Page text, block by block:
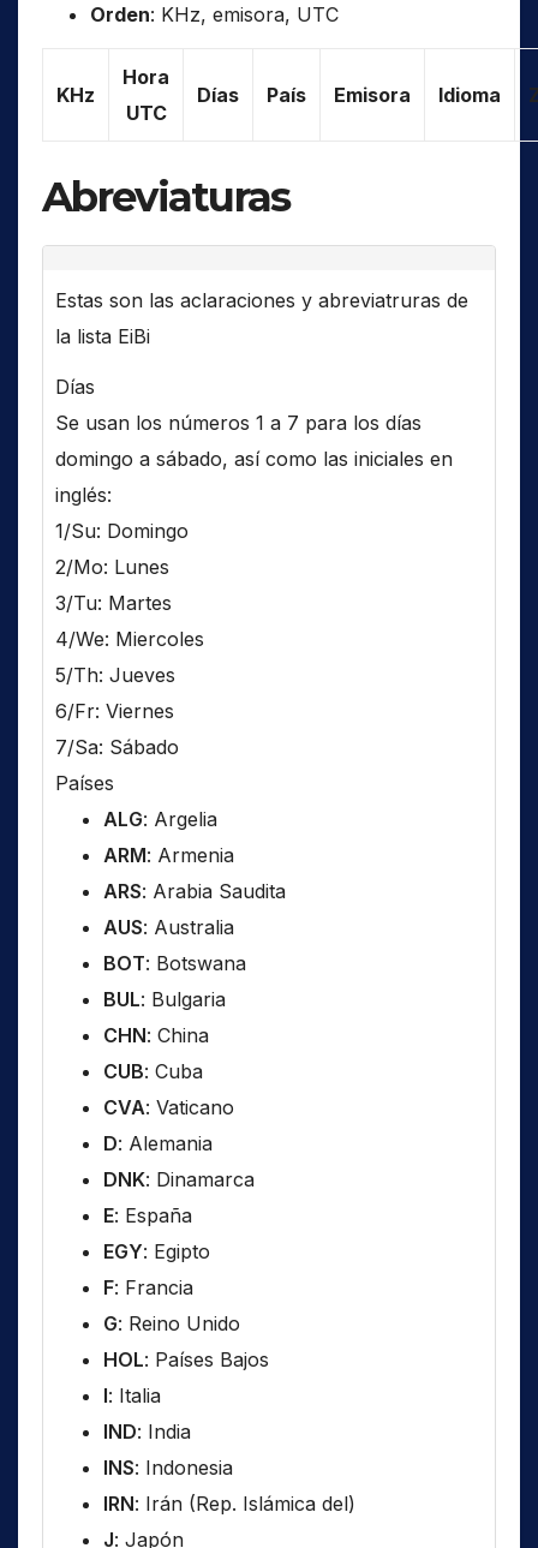
Orden: KHz, emisora, UTC
KHz
Hora
UTC
Días País Emisora Idioma
Abreviaturas
Estas son las aclaraciones y abreviatruras de
la lista EiBi
Días
Se usan los números 1 a 7 para los días
domingo a sábado, así como las iniciales en
inglés:
1/Su: Domingo
2/Mo: Lunes
3/Tu: Martes
4/We: Miercoles
5/Th: Jueves
6/Fr: Viernes
7/Sa: Sábado
Países
ALG: Argelia
ARM: Armenia
ARS: Arabia Saudita
AUS: Australia
BOT: Botswana
BUL: Bulgaria
CHN: China
CUB: Cuba
CVA: Vaticano
D: Alemania
DNK: Dinamarca
E: España
EGY: Egipto
F: Francia
G: Reino Unido
HOL: Países Bajos
I: Italia
IND: India
INS: Indonesia
IRN: Irán (Rep. Islámica del)
J: Japón